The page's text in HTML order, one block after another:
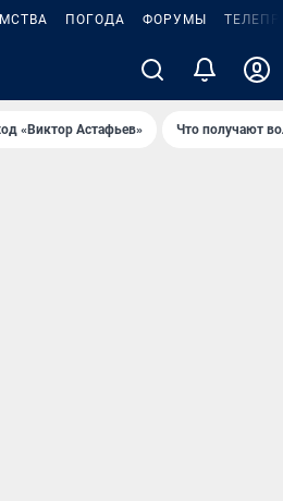
ПОГОДА ФОРУМЫ
«Виктор Астафьев» Что получают